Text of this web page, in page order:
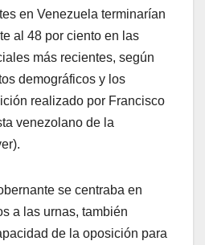
en Venezuela terminarían
al 48 por ciento en las
más recientes, según
demográficos y los
realizado por Francisco
venezolano de la
se centraba en
a las urnas, también
de la oposición para